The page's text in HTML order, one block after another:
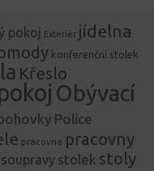
pokoj Exteriér jídelna
konferenční stolek
Křeslo
Obývací
Police
pracovna pracovny
stolek stoly